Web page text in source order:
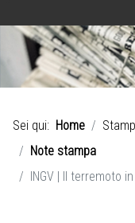
Sei qui: Home
Note stampa
INGV | Il terremoto